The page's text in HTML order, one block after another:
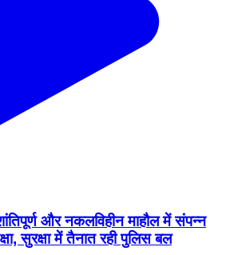
और नकलविहीन माहौल में संपन्न
सुरक्षा में तैनात रही पुलिस बल